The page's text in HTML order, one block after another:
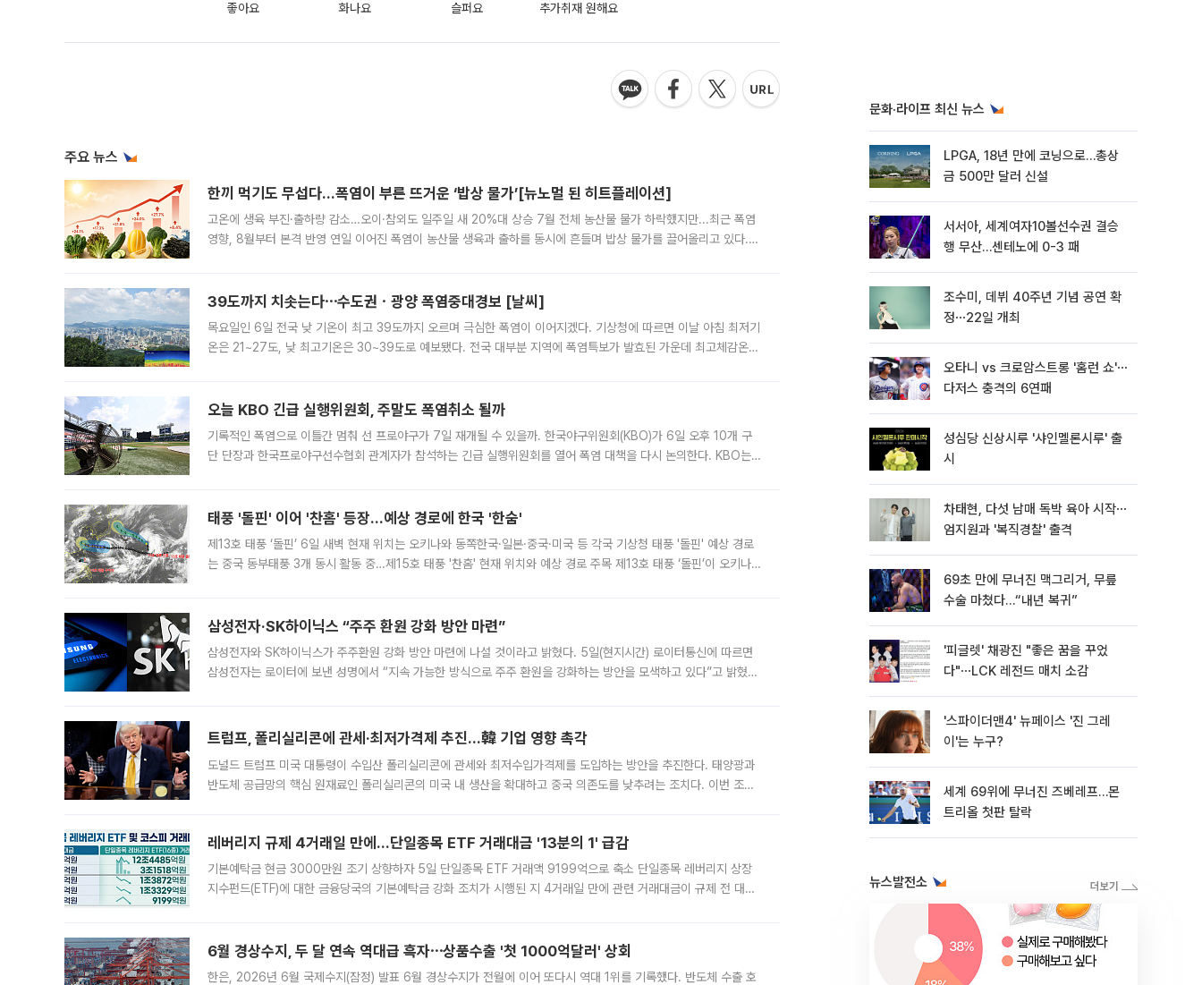
좋아요 화나요 슬퍼요 추가취재 원해요
주요 뉴스
한끼 먹기도 무섭다...폭염이 부른 뜨거운 ‘밥상 물가’[뉴노멀 된 히트플레이션]
고온에 생육 부진·출하량 감소…오이·참외도 일주일 새 20%대 상승 7월 전체 농산물 물가 하락했지만...최근 폭염
영향, 8월부터 본격 반영 연일 이어진 폭염이 농산물 생육과 출하를 동시에 흔들며 밥상 물가를 끌어올리고 있다.
39도까지 치솟는다⋯수도권ㆍ광양 폭염중대경보 [날씨]
목요일인 6일 전국 낮 기온이 최고 39도까지 오르며 극심한 폭염이 이어지겠다. 기상청에 따르면 이날 아침 최저기
온은 21~27도, 낮 최고기온은 30~39도로 예보됐다. 전국 대부분 지역에 폭염특보가 발효된 가운데 최고체감온도
오늘 KBO 긴급 실행위원회, 주말도 폭염취소 될까
기록적인 폭염으로 이틀간 멈춰 선 프로야구가 7일 재개될 수 있을까. 한국야구위원회(KBO)가 6일 오후 10개 구
단 단장과 한국프로야구선수협회 관계자가 참석하는 긴급 실행위원회를 열어 폭염 대책을 다시 논의한다. KBO는
태풍 '돌핀' 이어 '찬홈' 등장…예상 경로에 한국 '한숨'
제13호 태풍 ‘돌핀’ 6일 새벽 현재 위치는 오키나와 동쪽한국·일본·중국·미국 등 각국 기상청 태풍 '돌핀' 예상 경로
는 중국 동부태풍 3개 동시 활동 중…제15호 태풍 '찬홈' 현재 위치와 예상 경로 주목 제13호 태풍 ‘돌핀’이 오키나와
삼성전자·SK하이닉스 “주주 환원 강화 방안 마련”
삼성전자와 SK하이닉스가 주주환원 강화 방안 마련에 나설 것이라고 밝혔다. 5일(현지시간) 로이터통신에 따르면
삼성전자는 로이터에 보낸 성명에서 “지속 가능한 방식으로 주주 환원을 강화하는 방안을 모색하고 있다”고 밝혔다.
트럼프, 폴리실리콘에 관세·최저가격제 추진…韓 기업 영향 촉각
도널드 트럼프 미국 대통령이 수입산 폴리실리콘에 관세와 최저수입가격제를 도입하는 방안을 추진한다. 태양광과
반도체 공급망의 핵심 원재료인 폴리실리콘의 미국 내 생산을 확대하고 중국 의존도를 낮추려는 조치다. 이번 조처
레버리지 규제 4거래일 만에…단일종목 ETF 거래대금 '13분의 1' 급감
기본예탁금 현금 3000만원 조기 상향하자 5일 단일종목 ETF 거래액 9199억으로 축소 단일종목 레버리지 상장
지수펀드(ETF)에 대한 금융당국의 기본예탁금 강화 조치가 시행된 지 4거래일 만에 관련 거래대금이 규제 전 대비
6월 경상수지, 두 달 연속 역대급 흑자⋯상품수출 '첫 1000억달러' 상회
한은, 2026년 6월 국제수지(잠정) 발표 6월 경상수지가 전월에 이어 또다시 역대 1위를 기록했다. 반도체 수출 호
문화·라이프 최신 뉴스
LPGA, 18년 만에 코닝으로…총상
금 500만 달러 신설
서서아, 세계여자10볼선수권 결승
행 무산…센테노에 0-3 패
조수미, 데뷔 40주년 기념 공연 확
정⋯22일 개최
오타니 vs 크로암스트롱 '홈런 쇼'⋯
다저스 충격의 6연패
성심당 신상시루 '샤인멜론시루' 출
시
차태현, 다섯 남매 독박 육아 시작⋯
엄지원과 '복직경찰' 출격
69초 만에 무너진 맥그리거, 무릎
수술 마쳤다…“내년 복귀”
'피글렛' 채광진 "좋은 꿈을 꾸었
다"⋯LCK 레전드 매치 소감
'스파이더맨4' 뉴페이스 '진 그레
이'는 누구?
세계 69위에 무너진 즈베레프…몬
트리올 첫판 탈락
뉴스발전소